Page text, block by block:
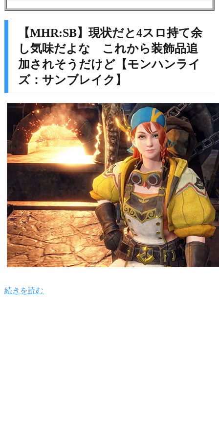
【MHR:SB】現状だと4スロ持て余
し気味だよな これから装飾品追
加されそうだけど【モンハンライ
ズ：サンブレイク】
続きを読む